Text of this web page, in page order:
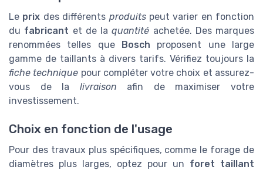
Le prix des différents produitspeut varier en fonction
du fabricant et de laquantité achetée. Des marques
renommées telles que Bosch proposent une large
gamme de taillants à divers tarifs. Vérifiez toujours la
fiche technique pour compléter votre choix et assurez-
vous de la livraison afin de maximiser votre
investissement.
Choix en fonction de l'usage
Pour des travaux plus spécifiques, comme le forage de
diamètres plus larges, optez pour un foret taillant